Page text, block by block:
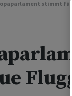
stimmt für